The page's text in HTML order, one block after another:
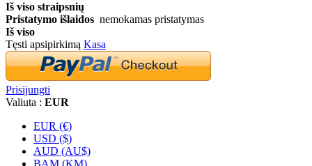
Iš viso straipsnių
Pristatymo išlaidos nemokamas pristatymas
Iš viso
Tęsti apsipirkimą Kasa
Prisijungti
Valiuta : EUR
EUR (€)
USD ($)
AUD (AU$)